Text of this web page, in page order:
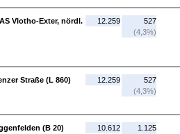
Vlotho-Exter, nördl.
12.259
527
(4,3%)
Straße (L 860)
12.259
527
(4,3%)
(B 20)
10.612
1.125